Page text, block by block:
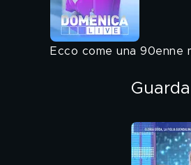
Ecco come una 90enne